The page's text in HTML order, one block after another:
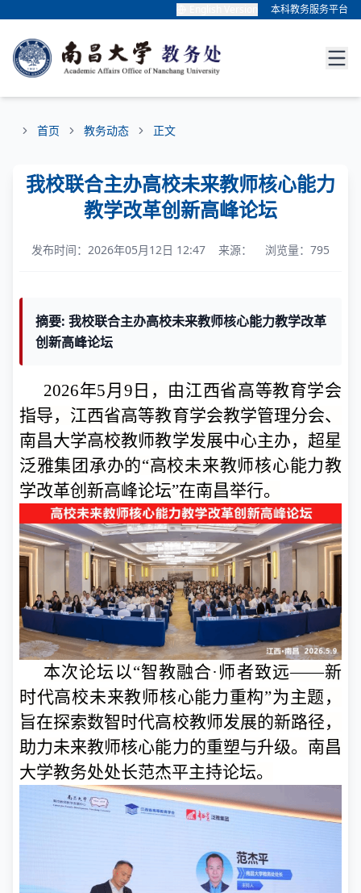
本科教务服务平台
首页 教务动态 正文
我校联合主办高校未来教师核心能力
教学改革创新高峰论坛
发布时间：2026年05月12日 12:47 来源： 浏览量：795
摘要: 我校联合主办高校未来教师核心能力教学改革
创新高峰论坛
2026年5月9日，由江西省高等教育学会
指导，江西省高等教育学会教学管理分会、
南昌大学高校教师教学发展中心主办，超星
泛雅集团承办的“高校未来教师核心能力教
学改革创新高峰论坛”在南昌举行。
本次论坛以“智教融合·师者致远——新
时代高校未来教师核心能力重构”为主题，
旨在探索数智时代高校教师发展的新路径，
助力未来教师核心能力的重塑与升级。南昌
大学教务处处长范杰平主持论坛。